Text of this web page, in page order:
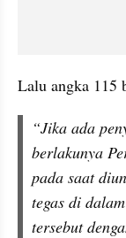
Lalu angka 115
“Jika ada
berlakunya
pada saat
tegas di
tersebut